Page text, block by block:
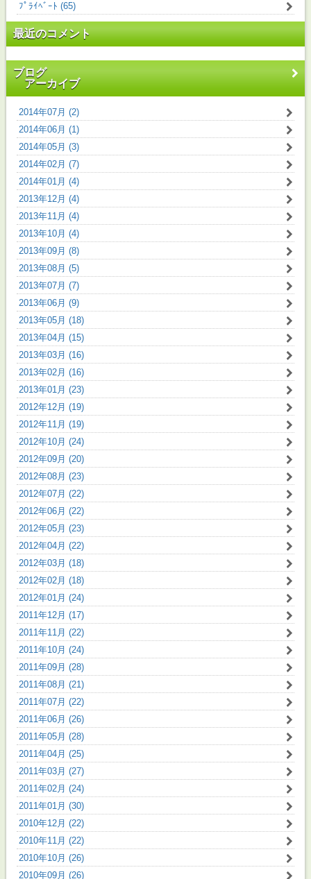
ﾌﾟﾗｲﾍﾞｰﾄ (65)
最近のコメント
ブログ
アーカイブ
2014年07月 (2)
2014年06月 (1)
2014年05月 (3)
2014年02月 (7)
2014年01月 (4)
2013年12月 (4)
2013年11月 (4)
2013年10月 (4)
2013年09月 (8)
2013年08月 (5)
2013年07月 (7)
2013年06月 (9)
2013年05月 (18)
2013年04月 (15)
2013年03月 (16)
2013年02月 (16)
2013年01月 (23)
2012年12月 (19)
2012年11月 (19)
2012年10月 (24)
2012年09月 (20)
2012年08月 (23)
2012年07月 (22)
2012年06月 (22)
2012年05月 (23)
2012年04月 (22)
2012年03月 (18)
2012年02月 (18)
2012年01月 (24)
2011年12月 (17)
2011年11月 (22)
2011年10月 (24)
2011年09月 (28)
2011年08月 (21)
2011年07月 (22)
2011年06月 (26)
2011年05月 (28)
2011年04月 (25)
2011年03月 (27)
2011年02月 (24)
2011年01月 (30)
2010年12月 (22)
2010年11月 (22)
2010年10月 (26)
2010年09月 (26)